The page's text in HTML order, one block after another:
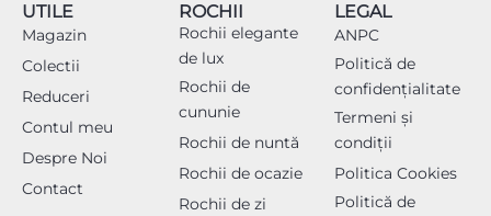
UTILE
Magazin
Colectii
Reduceri
Contul meu
Despre Noi
Contact
ROCHII
Rochii elegante
de lux
Rochii de
cununie
Rochii de nuntă
Rochii de ocazie
Rochii de zi
LEGAL
ANPC
Politică de
confidențialitate
Termeni și
condiții
Politica Cookies
Politică de